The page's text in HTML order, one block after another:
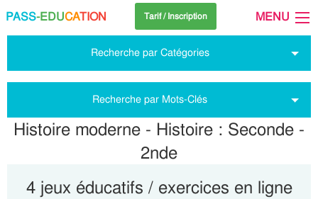
PASS-EDUCATION Tarif / Inscription MENU
Recherche par Catégories
Recherche par Mots-Clés
Histoire moderne - Histoire : Seconde -
2nde
4 jeux éducatifs / exercices en ligne